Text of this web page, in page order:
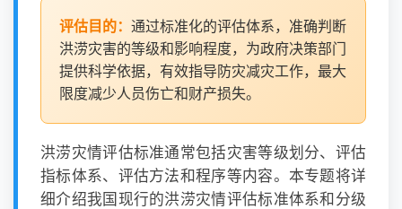
评估目的： 通过标准化的评估体系，准确判断
洪涝灾害的等级和影响程度，为政府决策部门
提供科学依据，有效指导防灾减灾工作，最大
限度减少人员伤亡和财产损失。
洪涝灾情评估标准通常包括灾害等级划分、评估
指标体系、评估方法和程序等内容。本专题将详
细介绍我国现行的洪涝灾情评估标准体系和分级